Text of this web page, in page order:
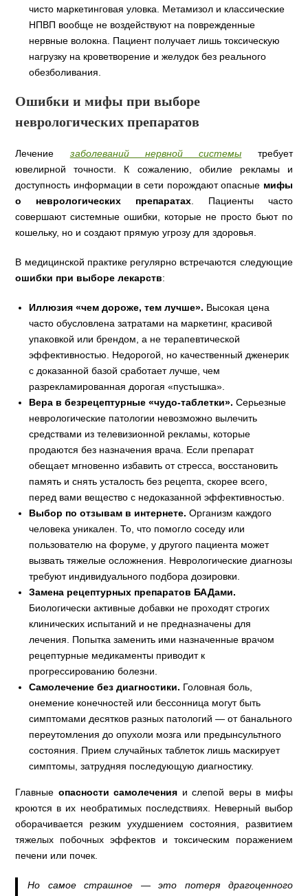
чисто маркетинговая уловка. Метамизол и классические
НПВП вообще не воздействуют на поврежденные
нервные волокна. Пациент получает лишь токсическую
нагрузку на кроветворение и желудок без реального
обезболивания.
Ошибки и мифы при выборе
неврологических препаратов
Лечение заболеваний нервной системы требует
ювелирной точности. К сожалению, обилие рекламы и
доступность информации в сети порождают опасные мифы
о неврологических препаратах . Пациенты часто
совершают системные ошибки, которые не просто бьют по
кошельку, но и создают прямую угрозу для здоровья.
В медицинской практике регулярно встречаются следующие
ошибки при выборе лекарств:
Иллюзия «чем дороже, тем лучше». Высокая цена
часто обусловлена затратами на маркетинг, красивой
упаковкой или брендом, а не терапевтической
эффективностью. Недорогой, но качественный дженерик
с доказанной базой сработает лучше, чем
разрекламированная дорогая «пустышка».
Вера в безрецептурные «чудо-таблетки». Серьезные
неврологические патологии невозможно вылечить
средствами из телевизионной рекламы, которые
продаются без назначения врача. Если препарат
обещает мгновенно избавить от стресса, восстановить
память и снять усталость без рецепта, скорее всего,
перед вами вещество с недоказанной эффективностью.
Выбор по отзывам в интернете. Организм каждого
человека уникален. То, что помогло соседу или
пользователю на форуме, у другого пациента может
вызвать тяжелые осложнения. Неврологические диагнозы
требуют индивидуального подбора дозировки.
Замена рецептурных препаратов БАДами.
Биологически активные добавки не проходят строгих
клинических испытаний и не предназначены для
лечения. Попытка заменить ими назначенные врачом
рецептурные медикаменты приводит к
прогрессированию болезни.
Самолечение без диагностики. Головная боль,
онемение конечностей или бессонница могут быть
симптомами десятков разных патологий — от банального
переутомления до опухоли мозга или предынсультного
состояния. Прием случайных таблеток лишь маскирует
симптомы, затрудняя последующую диагностику.
Главные опасности самолечения и слепой веры в мифы
кроются в их необратимых последствиях. Неверный выбор
оборачивается резким ухудшением состояния, развитием
тяжелых побочных эффектов и токсическим поражением
печени или почек.
Но самое страшное — это потеря драгоценного